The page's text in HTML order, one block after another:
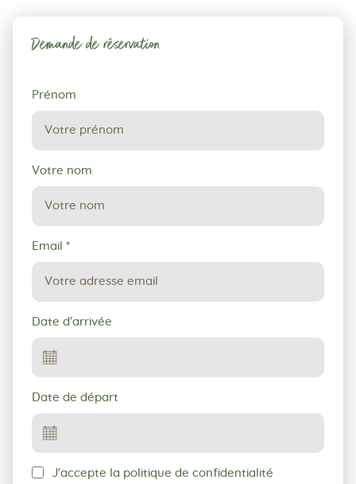
Demande de réservation
Demande
de
réservation
Prénom
Votre nom
Email *
Date d'arrivée
Date de départ
J'accepte la politique de confidentialité